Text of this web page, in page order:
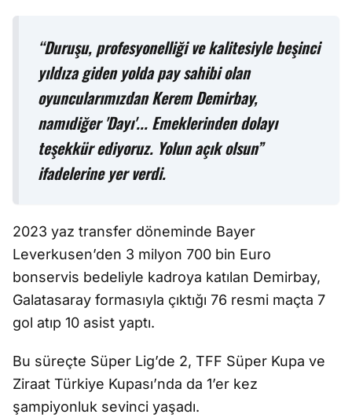
“Duruşu, profesyonelliği ve kalitesiyle beşinci
yıldıza giden yolda pay sahibi olan
oyuncularımızdan Kerem Demirbay,
namıdiğer 'Dayı'... Emeklerinden dolayı
teşekkür ediyoruz. Yolun açık olsun”
ifadelerine yer verdi.
2023 yaz transfer döneminde Bayer
Leverkusen’den 3 milyon 700 bin Euro
bonservis bedeliyle kadroya katılan Demirbay,
Galatasaray formasıyla çıktığı 76 resmi maçta 7
gol atıp 10 asist yaptı.
Bu süreçte Süper Lig’de 2, TFF Süper Kupa ve
Ziraat Türkiye Kupası’nda da 1’er kez
şampiyonluk sevinci yaşadı.